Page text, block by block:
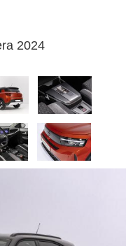
2024